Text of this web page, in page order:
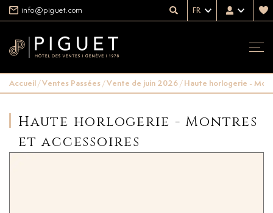
info@piguet.com FR
Accueil/Ventes Passées/Vente de juin 2026/Haute horlogerie -
Haute horlogerie - Montres
et accessoires